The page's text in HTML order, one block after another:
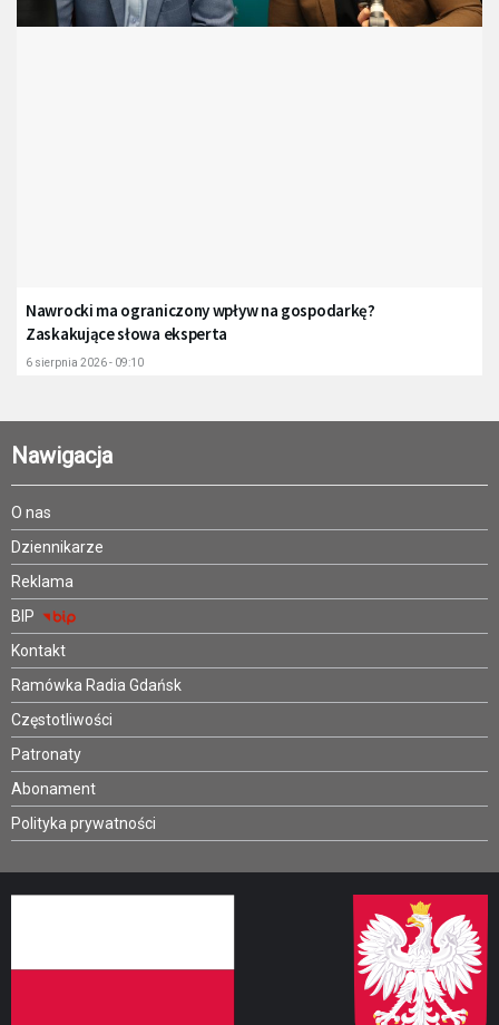
Nawrocki ma ograniczony wpływ na gospodarkę?
Zaskakujące słowa eksperta
6 sierpnia 2026 - 09:10
Nawigacja
O nas
Dziennikarze
Reklama
BIP
Kontakt
Ramówka Radia Gdańsk
Częstotliwości
Patronaty
Abonament
Polityka prywatności